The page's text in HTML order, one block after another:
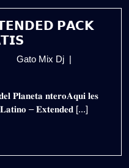
𝗣𝗔𝗖𝗞
Gato Mix Dj 𝗛𝗢𝗨𝗦𝗘
𝗣𝗔𝗖𝗞
𝟮𝗞𝟮𝟰
|
𝐏𝐥𝐚𝐧𝐞𝐭𝐚 𝐧𝐭𝐞𝐫𝐨𝐀𝐪𝐮𝐢 𝐥𝐞𝐬
– 𝐄𝐱𝐭𝐞𝐧𝐝𝐞𝐝 [...]